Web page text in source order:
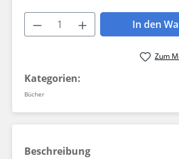
Produkt Anzahl: Gib
In den
Zum
Kategorien:
Bücher
Beschreibung